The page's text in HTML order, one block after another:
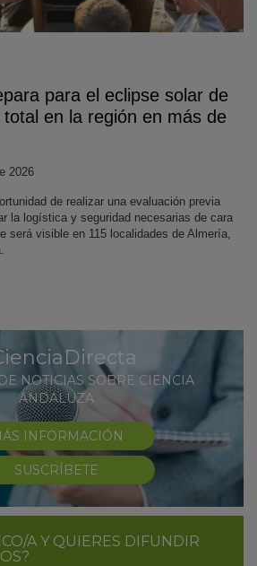
para el eclipse solar de
en la región en más de
2026
de realizar una evaluación previa
la logística y seguridad necesarias de cara
será visible en 115 localidades de Almería,
NOTICIAS SOBRE CIENCIA
ANDALUZA
INFORMACIÓN
SUSCRÍBETE
A Y QUIERES DIFUNDIR